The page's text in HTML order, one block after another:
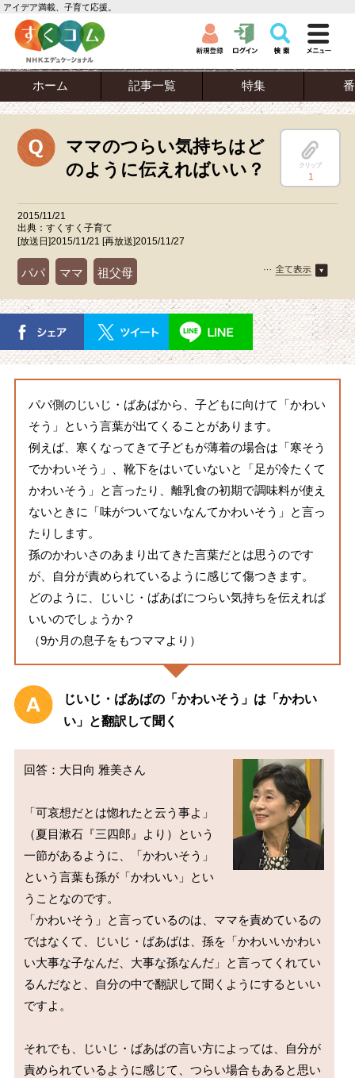
アイデア満載、子育て応援。
ホーム 記事一覧 特集
ママのつらい気持ちはど
のように伝えればいい？
クリップ
1
2015/11/21
出典：すくすく子育て
[放送日]2015/11/21 [再放送]2015/11/27
パパ ママ 祖父母
パパ側のじいじ・ばあばから、子どもに向けて「かわい
そう」という言葉が出てくることがあります。
例えば、寒くなってきて子どもが薄着の場合は「寒そう
でかわいそう」、靴下をはいていないと「足が冷たくて
かわいそう」と言ったり、離乳食の初期で調味料が使え
ないときに「味がついてないなんてかわいそう」と言っ
たりします。
孫のかわいさのあまり出てきた言葉だとは思うのです
が、自分が責められているように感じて傷つきます。
どのように、じいじ・ばあばにつらい気持ちを伝えれば
いいのでしょうか？
（9か月の息子をもつママより）
じいじ・ばあばの「かわいそう」は「かわい
い」と翻訳して聞く
回答：大日向 雅美さん
「可哀想だとは惚れたと云う事よ」
（夏目漱石『三四郎』より）という
一節があるように、「かわいそう」
という言葉も孫が「かわいい」とい
うことなのです。
「かわいそう」と言っているのは、ママを責めているの
ではなくて、じいじ・ばあばは、孫を「かわいいかわい
い大事な子なんだ、大事な孫なんだ」と言ってくれてい
るんだなと、自分の中で翻訳して聞くようにするといい
ですよ。
それでも、じいじ・ばあばの言い方によっては、自分が
責められているように感じて、つらい場合もあると思い